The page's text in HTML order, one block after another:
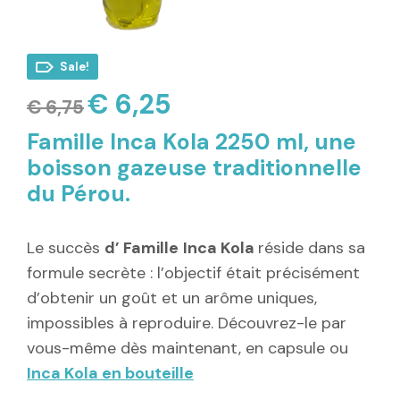
Sale!
€6,75Le
prix
initial
était :
€ 6,75.
€ 6,25
actuel
est :
€ 6,25.
Famille Inca Kola 2250 ml, une
boisson gazeuse traditionnelle
du Pérou.
Le succès d’ Famille Inca Kola réside dans sa
formule secrète : l’objectif était précisément
d’obtenir un goût et un arôme uniques,
impossibles à reproduire. Découvrez-le par
vous-même dès maintenant, en capsule ou
Inca Kola en bouteille